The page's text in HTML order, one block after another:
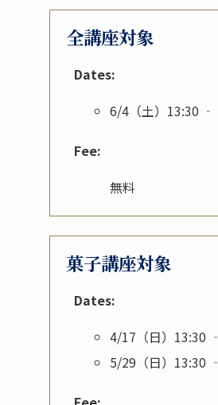
全講座対象
Dates:
6/4（土）13:30 ‐
Fee:
無料
菓子講座対象
Dates:
4/17（日）13:30 ‐
5/29（日）13:30 ‐